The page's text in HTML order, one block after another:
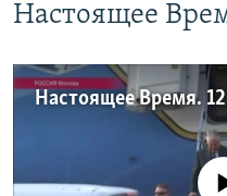
Настоящее
Настоящее Время.
No media source